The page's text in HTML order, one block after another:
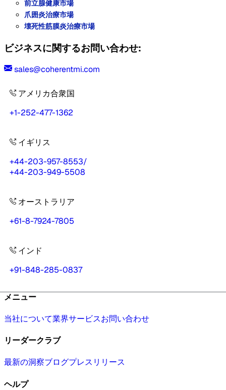
前立腺健康市場
爪囲炎治療市場
壊死性筋膜炎治療市場
ビジネスに関するお問い合わせ:
sales@coherentmi.com
アメリカ合衆国
+1-252-477-1362
イギリス
+44-203-957-8553/
+44-203-949-5508
オーストラリア
+61-8-7924-7805
インド
+91-848-285-0837
メニュー
当社について業界サービスお問い合わせ
リーダークラブ
最新の洞察ブログプレスリリース
ヘルプ